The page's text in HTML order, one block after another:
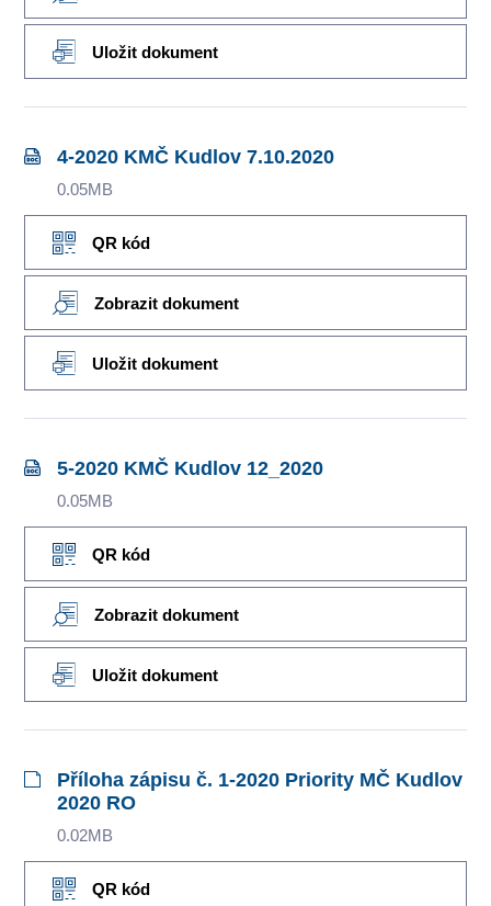
Uložit dokument
4-2020 KMČ Kudlov 7.10.2020
0.05MB
QR kód
Zobrazit dokument
Uložit dokument
5-2020 KMČ Kudlov 12_2020
0.05MB
QR kód
Zobrazit dokument
Uložit dokument
Příloha zápisu č. 1-2020 Priority MČ Kudlov
2020 RO
0.02MB
QR kód